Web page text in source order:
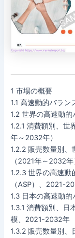
1 市場の概要
1.1 高速動的バラン
1.2 世界の高速動
1.2.1 消費額別、世
年～2032年）
1.2.2 販売数量別
（2021年～2032年
1.2.3 世界の高速
（ASP）、2021-
1.3 日本の高速動
1.3.1 消費額別、日
模、2021-2032年
1.3.2 販売数量別、